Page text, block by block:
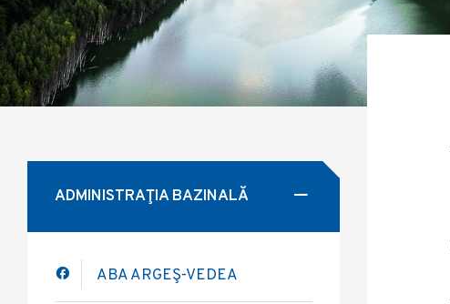
ADMINISTRAŢIA BAZINALĂ
ABA ARGEŞ-VEDEA